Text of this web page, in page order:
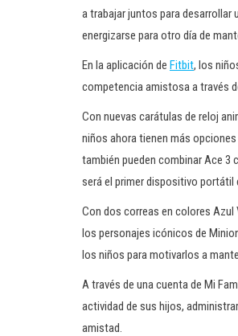
a trabajar juntos para
energizarse para otro día de
En la aplicación de Fitbit, los
competencia amistosa a través
Con nuevas carátulas de reloj
niños ahora tienen más
también pueden combinar Ace 3
será el primer dispositivo portátil
Con dos correas en colores
los personajes icónicos de
los niños para motivarlos a
A través de una cuenta de Mi
actividad de sus hijos,
amistad.